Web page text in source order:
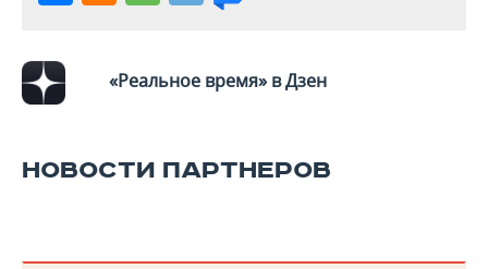
«Реальное время» в Дзен
НОВОСТИ ПАРТНЕРОВ